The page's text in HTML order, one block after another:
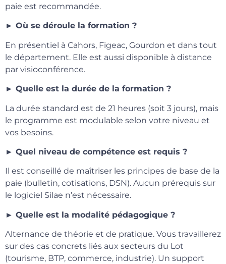
paie est recommandée.
► Où se déroule la formation ?
En présentiel à Cahors, Figeac, Gourdon et dans tout
le département. Elle est aussi disponible à distance
par visioconférence.
► Quelle est la durée de la formation ?
La durée standard est de 21 heures (soit 3 jours), mais
le programme est modulable selon votre niveau et
vos besoins.
► Quel niveau de compétence est requis ?
Il est conseillé de maîtriser les principes de base de la
paie (bulletin, cotisations, DSN). Aucun prérequis sur
le logiciel Silae n’est nécessaire.
► Quelle est la modalité pédagogique ?
Alternance de théorie et de pratique. Vous travaillerez
sur des cas concrets liés aux secteurs du Lot
(tourisme, BTP, commerce, industrie). Un support